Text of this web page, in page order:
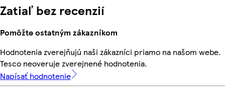
Zatiaľ bez recenzií
Pomôžte ostatným zákazníkom
Hodnotenia zverejňujú naši zákazníci priamo na našom webe.
Tesco neoveruje zverejnené hodnotenia.
Napísať hodnotenie